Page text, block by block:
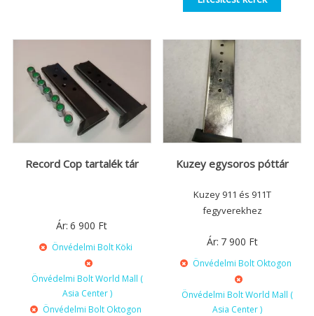
Record Cop tartalék tár
Ár: 6 900 Ft
Önvédelmi Bolt Köki
Önvédelmi Bolt World Mall (
Asia Center )
Önvédelmi Bolt Oktogon
Kuzey egysoros póttár
Kuzey 911 és 911T
fegyverekhez
Ár: 7 900 Ft
Önvédelmi Bolt Oktogon
Önvédelmi Bolt World Mall (
Asia Center )